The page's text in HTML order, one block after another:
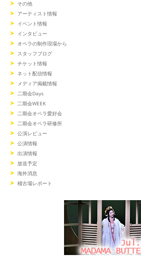
その他
アーティスト情報
イベント情報
インタビュー
オペラの制作現場から
スタッフブログ
チケット情報
ネット配信情報
メディア掲載情報
二期会Days
二期会WEEK
二期会オペラ愛好会
二期会オペラ研修所
公演レビュー
公演情報
出演情報
放送予定
海外消息
稽古場レポート